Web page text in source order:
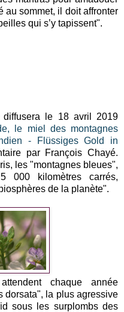
au sommet, il doit affronter
qui s’y tapissent".
diffusera le 18 avril 2019
le miel des montagnes
- Flüssiges Gold in
par François Chayé.
les "montagnes bleues",
000 kilomètres carrés,
de la planète".
chaque année
dorsata", la plus agressive
sous les surplombs des